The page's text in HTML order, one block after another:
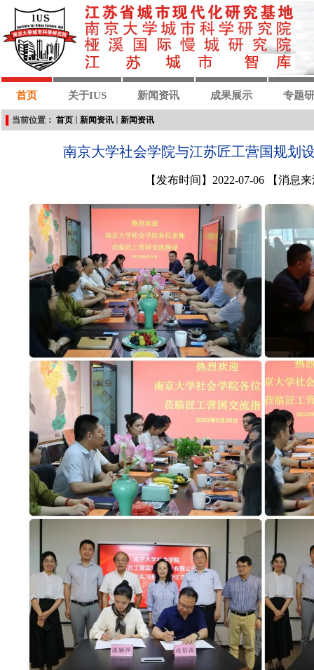
首页 关于IUS 新闻资讯 成果展示 专题
当前位置： 首页 新闻资讯 新闻资讯
南京大学社会学院与江苏匠工营国规划
【发布时间】2022-07-06 【消息